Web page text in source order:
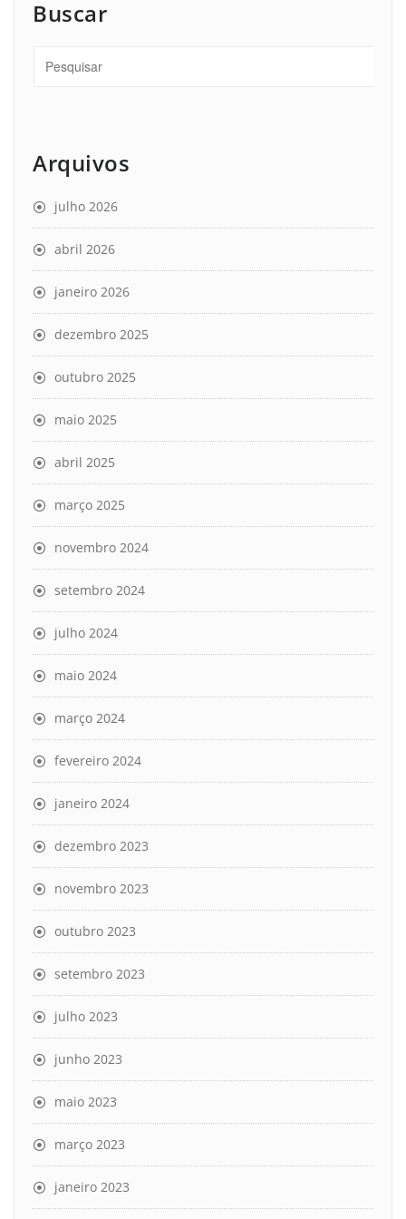
Buscar
Arquivos
julho 2026
abril 2026
janeiro 2026
dezembro 2025
outubro 2025
maio 2025
abril 2025
março 2025
novembro 2024
setembro 2024
julho 2024
maio 2024
março 2024
fevereiro 2024
janeiro 2024
dezembro 2023
novembro 2023
outubro 2023
setembro 2023
julho 2023
junho 2023
maio 2023
março 2023
janeiro 2023